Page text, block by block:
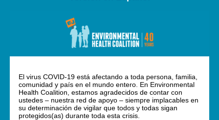
El virus COVID-19 está afectando a toda persona, familia,
comunidad y país en el mundo entero. En Environmental
Health Coalition, estamos agradecidos de contar con
ustedes – nuestra red de apoyo – siempre implacables en
su determinación de vigilar que todos y todas sigan
protegidos(as) durante toda esta crisis.